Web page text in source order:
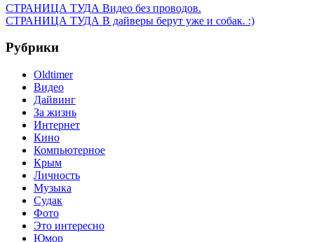
Навигация
по
записям
СТРАНИЦА ТУДА Предыдущая
запись:
Видео без проводов.
СТРАНИЦА ТУДА Следующая
В дайверы берут уже и собак. :)
Рубрики
Oldtimer
Видео
Дайвинг
За жизнь
Интернет
Кино
Компьютерное
Крым
Личность
Музыка
Судак
Фото
Это интересно
Юмор